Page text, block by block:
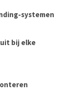
systemen
bij elke